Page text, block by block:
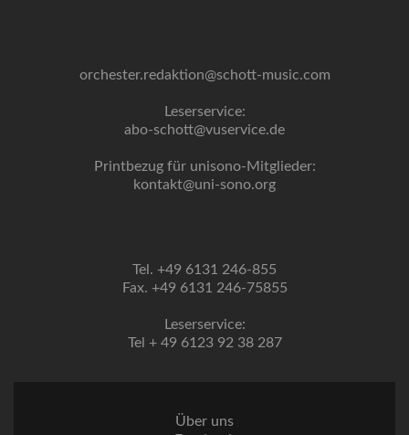
orchester.redaktion@schott-music.com
Leserservice:
abo-schott@vuservice.de
Printbezug für unisono-Mitglieder:
kontakt@uni-sono.org
Tel. +49 6131 246-855
Fax. +49 6131 246-75855
Leserservice:
Tel + 49 6123 92 38 287
Über uns